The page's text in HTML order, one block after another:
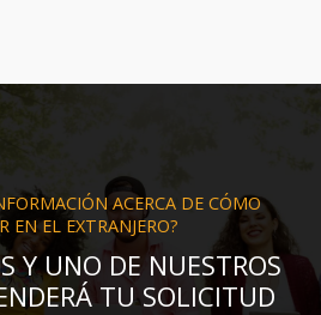
ACERCA DE CÓMO
EN EL EXTRANJERO?
Y UNO DE NUESTROS
TU SOLICITUD